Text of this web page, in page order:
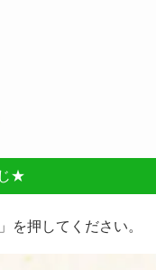
★
」を押してください。